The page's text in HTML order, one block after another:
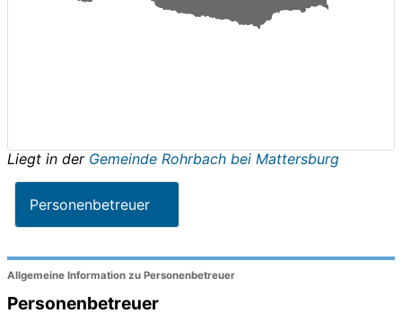
Liegt in der Gemeinde Rohrbach bei Mattersburg
Personenbetreuer
Allgemeine Information zu Personenbetreuer
Personenbetreuer